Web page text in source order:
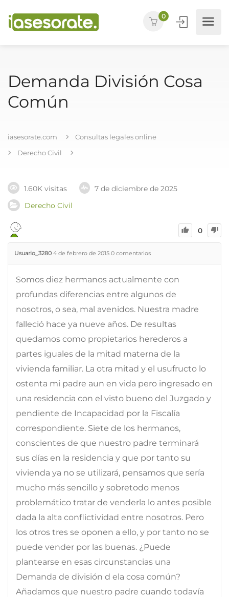
0
Demanda División Cosa
Común
iasesorate.com
Consultas legales online
Derecho Civil
1.60K visitas
7 de diciembre de 2025
Derecho Civil
0
Usuario_3280 4 de febrero de 2015 0 comentarios
Somos diez hermanos actualmente con
profundas diferencias entre algunos de
nosotros, o sea, mal avenidos. Nuestra madre
falleció hace ya nueve años. De resultas
quedamos como propietarios herederos a
partes iguales de la mitad materna de la
vivienda familiar. La otra mitad y el usufructo lo
ostenta mi padre aun en vida pero ingresado en
una residencia con el visto bueno del Juzgado y
pendiente de Incapacidad por la Fiscalía
correspondiente. Siete de los hermanos,
conscientes de que nuestro padre terminará
sus días en la residencia y que por tanto su
vivienda ya no se utilizará, pensamos que sería
mucho más sencillo y sobretodo menos
problemático tratar de venderla lo antes posible
dada la alta conflictividad entre nosotros. Pero
los otros tres se oponen a ello, y por tanto no se
puede vender por las buenas. ¿Puede
plantearse en esas circunstancias una
Demanda de división d ela cosa común?
Añadamos que nuestro padre cuando todavía